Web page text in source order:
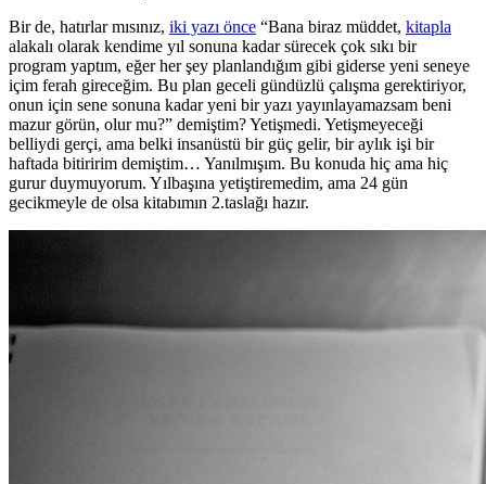
Bir de, hatırlar mısınız, iki yazı önce “Bana biraz müddet, kitapla
alakalı olarak kendime yıl sonuna kadar sürecek çok sıkı bir
program yaptım, eğer her şey planlandığım gibi giderse yeni seneye
içim ferah gireceğim. Bu plan geceli gündüzlü çalışma gerektiriyor,
onun için sene sonuna kadar yeni bir yazı yayınlayamazsam beni
mazur görün, olur mu?” demiştim? Yetişmedi. Yetişmeyeceği
belliydi gerçi, ama belki insanüstü bir güç gelir, bir aylık işi bir
haftada bitiririm demiştim… Yanılmışım. Bu konuda hiç ama hiç
gurur duymuyorum. Yılbaşına yetiştiremedim, ama 24 gün
gecikmeyle de olsa kitabımın 2.taslağı hazır.